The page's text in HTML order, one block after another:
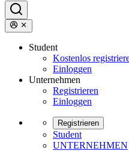
Student
Kostenlos
Einloggen
Unternehmen
Registrieren
Einloggen
Registrieren
Student
UNTERNEHMEN